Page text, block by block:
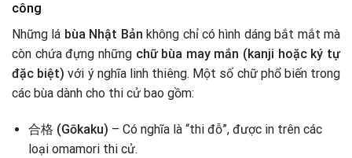
công
Những lá bùa Nhật Bản không chỉ có hình dáng bắt mắt mà
còn chứa đựng những chữ bùa may mắn (kanji hoặc ký tự
đặc biệt) với ý nghĩa linh thiêng. Một số chữ phổ biến trong
các bùa dành cho thi cử bao gồm:
合格 (Gōkaku) – Có nghĩa là “thi đỗ”, được in trên các
loại omamori thi cử.